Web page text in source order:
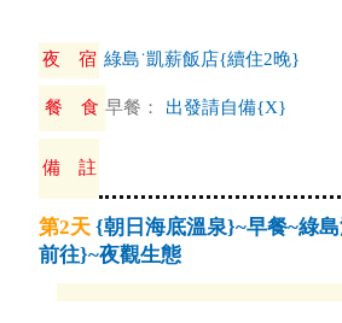
夜 宿 綠島˙凱薪飯店{續住2晚}
餐 食 早餐： 出發請自備{X}
備 註
第2天 {朝日海底溫泉}~早餐~綠
前往}~夜觀生態